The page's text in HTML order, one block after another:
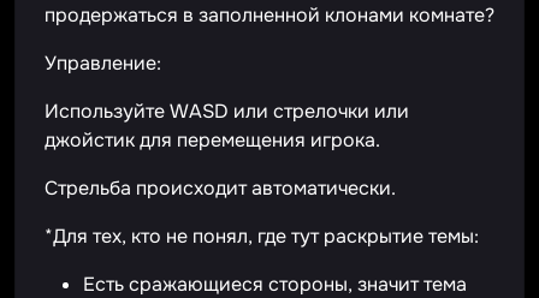
продержаться в заполненной клонами комнате?
Управление:
Используйте WASD или стрелочки или
джойстик для перемещения игрока.
Стрельба происходит автоматически.
*Для тех, кто не понял, где тут раскрытие темы:
Есть сражающиеся стороны, значит тема